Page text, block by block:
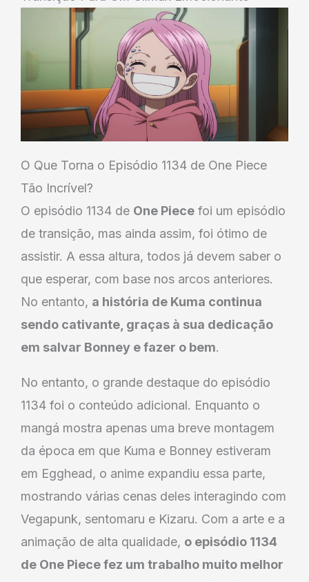
O Que Torna o Episódio 1134 de One Piece
Tão Incrível?
O episódio 1134 de One Piece foi um episódio
de transição, mas ainda assim, foi ótimo de
assistir. A essa altura, todos já devem saber o
que esperar, com base nos arcos anteriores.
No entanto, a história de Kuma continua
sendo cativante, graças à sua dedicação
em salvar Bonney e fazer o bem.
No entanto, o grande destaque do episódio
1134 foi o conteúdo adicional. Enquanto o
mangá mostra apenas uma breve montagem
da época em que Kuma e Bonney estiveram
em Egghead, o anime expandiu essa parte,
mostrando várias cenas deles interagindo com
Vegapunk, sentomaru e Kizaru. Com a arte e a
animação de alta qualidade, o episódio 1134
de One Piece fez um trabalho muito melhor